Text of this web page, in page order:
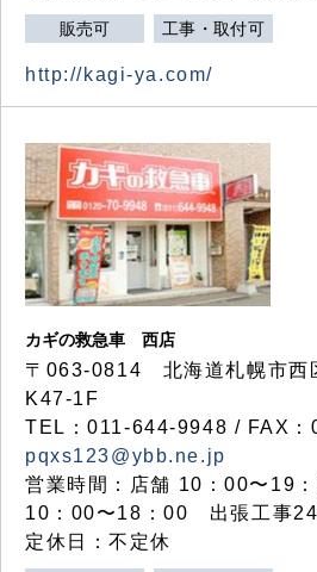
販売可 工事・取付可
http://kagi-ya.com/
カギの救急車 西店
〒063-0814 北海道札幌市西
K47-1F
TEL：011-644-9948 / FAX
pqxs123@ybb.ne.jp
営業時間：店舗 10：00〜
10：00〜18：00 出張工事24
定休日：不定休